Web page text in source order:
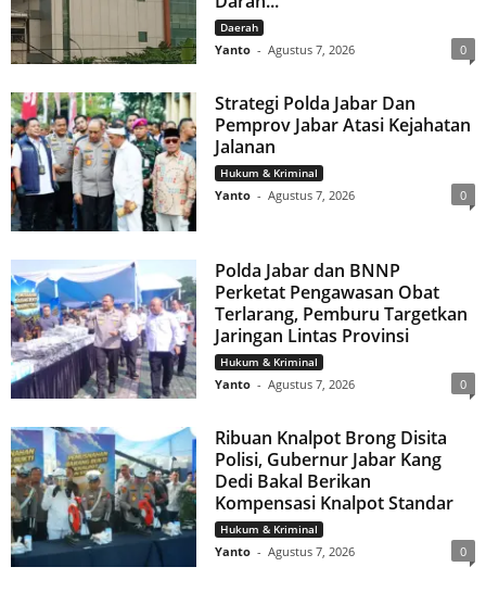
Daerah
Yanto - Agustus 7, 2026 0
Strategi Polda Jabar Dan
Pemprov Jabar Atasi Kejahatan
Jalanan
Hukum & Kriminal
Yanto - Agustus 7, 2026 0
Polda Jabar dan BNNP
Perketat Pengawasan Obat
Terlarang, Pemburu Targetkan
Jaringan Lintas Provinsi
Hukum & Kriminal
Yanto - Agustus 7, 2026 0
Ribuan Knalpot Brong Disita
Polisi, Gubernur Jabar Kang
Dedi Bakal Berikan
Kompensasi Knalpot Standar
Hukum & Kriminal
Yanto - Agustus 7, 2026 0